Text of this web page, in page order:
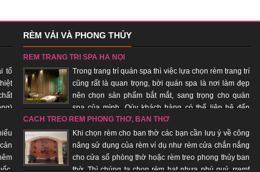
tổ
RÈM VẢI VÀ PHONG THỦY
RÈM TRANG TRÍ SPA HÀ NỘI
Trong trang trí quán spa thì việc lựa chọn rèm trang trí
cũng rất là quan trọng, bời quán spa là nơi làm đẹp
nên chọn sản phẩm bắt mắt, sang trọng cho quán
spa của mình. Qúy khách hàng có thể liên hệ đến
công ty chúng tôi để đệp xem, chọn sản phẩm đẹp cho quán của
mình, với đội ngũ nhân viên lâu năm trong trang trí quán spa giúp
quý khách hàng tiết kiệm chi phí, được sử dụng sản phẩm đẹp, rẻ.
CÁCH TREO RÈM PHÒNG THỜ, BÀN THỜ
Khi chọn rèm cho ban thờ các bạn cần lưu ý về công
năng sử dụng của rèm ví dụ như rèm cửa chắn nắng
cho cửa sổ phòng thờ hoặc rèm treo phong thủy ban
thờ. Thì chúng ta chọn rèm hạt nhựa phú quý, rremf